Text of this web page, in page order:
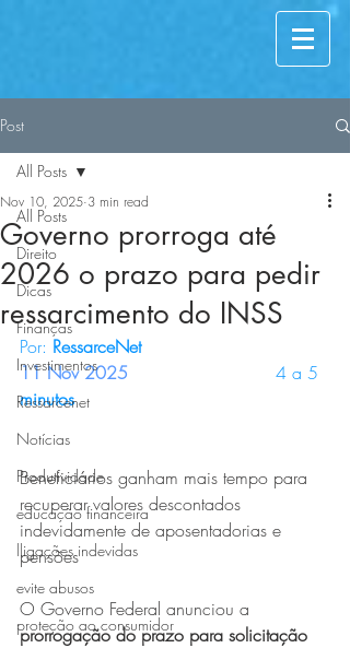
Post
All Posts
Direito
Dicas
Finanças
Investimentos
Ressarcenet
Notícias
Produtividade
educação financeira
lligações indevidas
evite abusos
proteção ao consumidor
All Posts
Governo prorroga até
2026 o prazo para pedir
ressarcimento do INSS
Nov 10, 2025 3 min read
Por: RessarceNet
11 Nov 2025
4 a 5
minutos
Beneficiários ganham mais tempo para
recuperar valores descontados
indevidamente de aposentadorias e
pensões
O Governo Federal anunciou a
prorrogação do prazo para solicitação